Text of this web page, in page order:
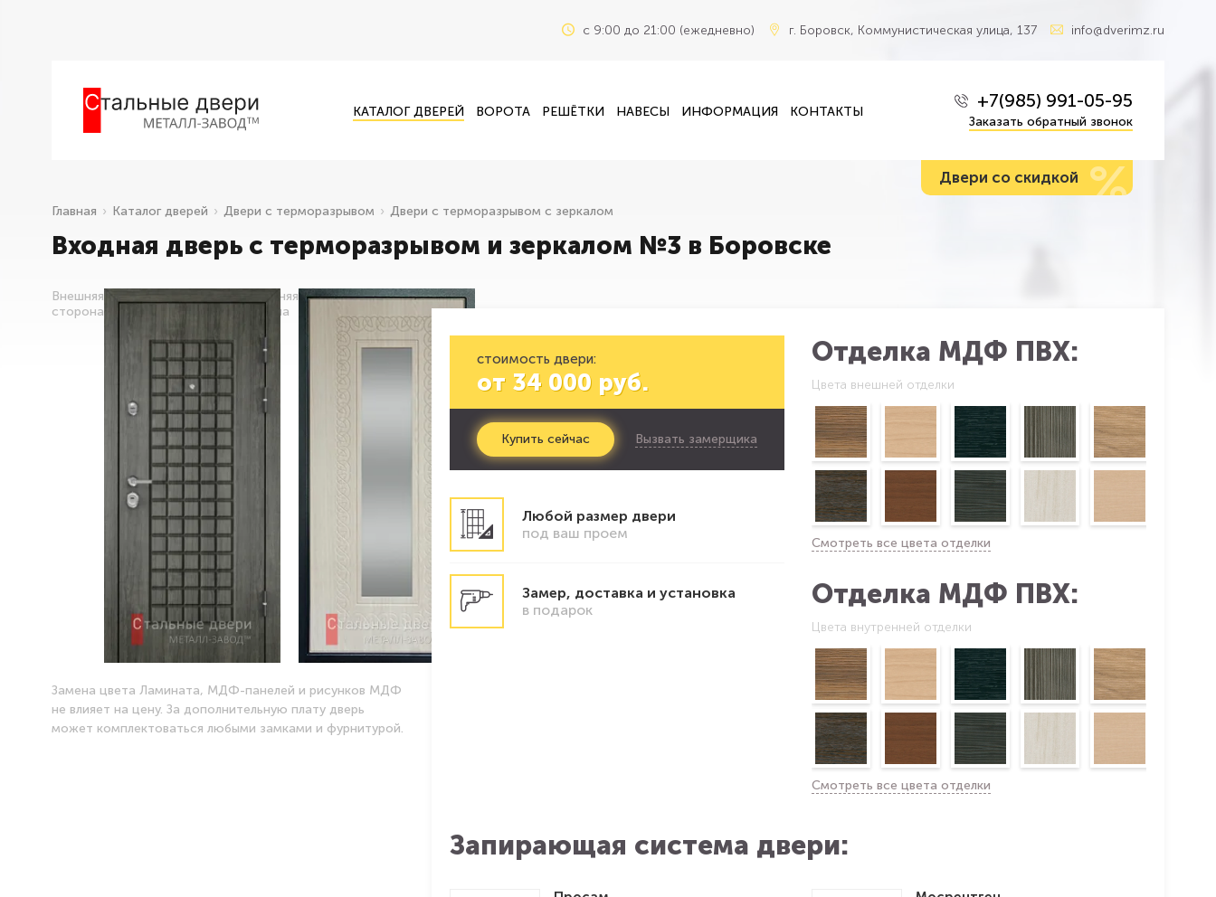
c 9:00 до 21:00 (ежедневно) г. Боровск, Коммунистическая улица, 137 info@dverimz.ru
КАТАЛОГ ДВЕРЕЙ ВОРОТА РЕШЁТКИ НАВЕСЫ ИНФОРМАЦИЯ КОНТАКТЫ +7(985) 991-05-95
Заказать обратный звонок
Двери со скидкой %
Входная дверь с терморазрывом и зеркалом №3 в Боровске
Главная Каталог дверей Двери с терморазрывом Двери с терморазрывом с зеркалом
Внешняя
сторона
Внутренняя
сторона
Замена цвета Ламината, МДФ-панелей и рисунков МДФ
не влияет на цену. За дополнительную плату дверь
может комплектоваться любыми замками и фурнитурой.
стоимость двери:
от 34 000 руб.
Купить сейчас Вызвать замерщика
Любой размер двери
под ваш проем
Замер, доставка и установка
в подарок
Отделка МДФ ПВХ:
Цвета внешней отделки
Смотреть все цвета отделки
Отделка МДФ ПВХ:
Цвета внутренней отделки
Смотреть все цвета отделки
Запирающая система двери: